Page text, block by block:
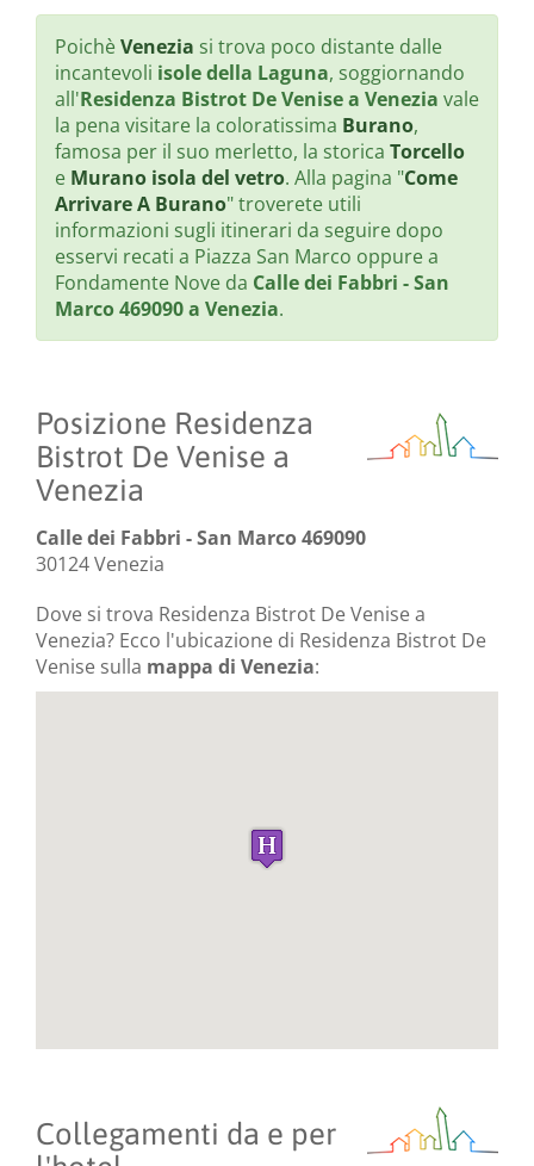
PoichèVenezia si trova poco distante dalle
incantevoli isole della Laguna, soggiornando
all'Residenza Bistrot De Venise a Venezia vale
la pena visitare la coloratissima Burano,
famosa per il suo merletto, la storica Torcello
e Murano isola del vetro. Alla pagina "Come
Arrivare A Burano" troverete utili
informazioni sugli itinerari da seguire dopo
esservi recati a Piazza San Marco oppure a
Fondamente Nove da Calle dei Fabbri - San
Marco 469090 a Venezia.
Posizione Residenza
Bistrot De Venise a
Venezia
Calle dei Fabbri - San Marco 469090
30124 Venezia
Dove si trova Residenza Bistrot De Venise a
Venezia? Ecco l'ubicazione di Residenza Bistrot De
Venise sulla mappa di Venezia:
Collegamenti da e per